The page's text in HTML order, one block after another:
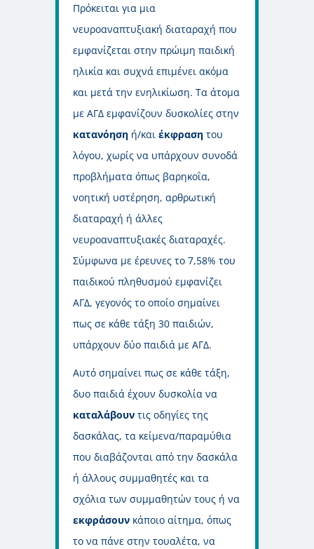
Πρόκειται για μια
νευροαναπτυξιακή διαταραχή που
εμφανίζεται στην πρώιμη παιδική
ηλικία και συχνά επιμένει ακόμα
και μετά την ενηλικίωση. Τα άτομα
με ΑΓΔ εμφανίζουν δυσκολίες στην
κατανόηση ή/και έκφραση του
λόγου, χωρίς να υπάρχουν συνοδά
προβλήματα όπως βαρηκοΐα,
νοητική υστέρηση, αρθρωτική
διαταραχή ή άλλες
νευροαναπτυξιακές διαταραχές.
Σύμφωνα με έρευνες το 7,58% του
παιδικού πληθυσμού εμφανίζει
ΑΓΔ, γεγονός το οποίο σημαίνει
πως σε κάθε τάξη 30 παιδιών,
υπάρχουν δύο παιδιά με ΑΓΔ.
Αυτό σημαίνει πως σε κάθε τάξη,
δυο παιδιά έχουν δυσκολία να
καταλάβουν τις οδηγίες της
δασκάλας, τα κείμενα/παραμύθια
που διαβάζονται από την δασκάλα
ή άλλους συμμαθητές και τα
σχόλια των συμμαθητών τους ή να
εκφράσουν κάποιο αίτημα, όπως
το να πάνε στην τουαλέτα, να